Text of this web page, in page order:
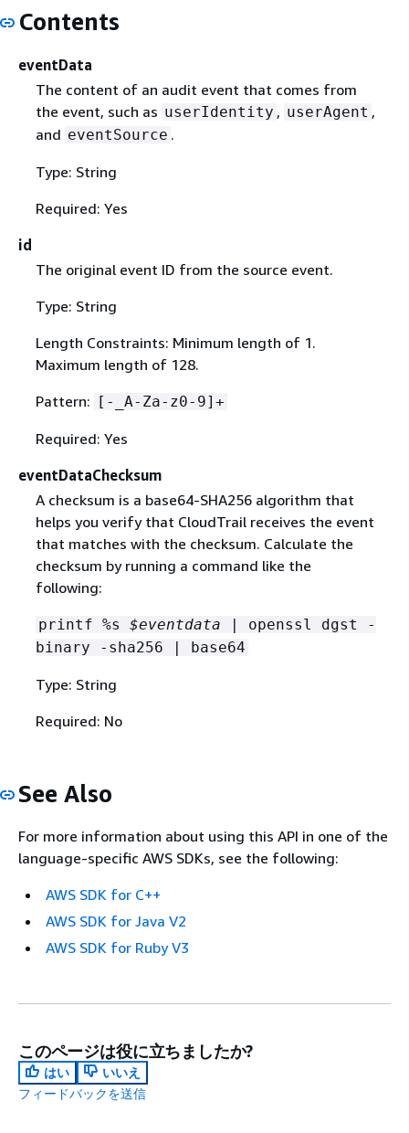
Contents
eventData
The content of an audit event that comes from
the event, such as userIdentity , userAgent ,
and eventSource .
Type: String
Required: Yes
id
The original event ID from the source event.
Type: String
Length Constraints: Minimum length of 1.
Maximum length of 128.
Pattern: [-_A-Za-z0-9]+
Required: Yes
eventDataChecksum
A checksum is a base64-SHA256 algorithm that
helps you verify that CloudTrail receives the event
that matches with the checksum. Calculate the
checksum by running a command like the
following:
printf %s $eventdata | openssl dgst -
binary -sha256 | base64
Type: String
Required: No
See Also
For more information about using this API in one of the
language-specific AWS SDKs, see the following:
AWS SDK for C++
AWS SDK for Java V2
AWS SDK for Ruby V3
このページは役に立ちましたか?
はい
いいえ
フィードバックを送信